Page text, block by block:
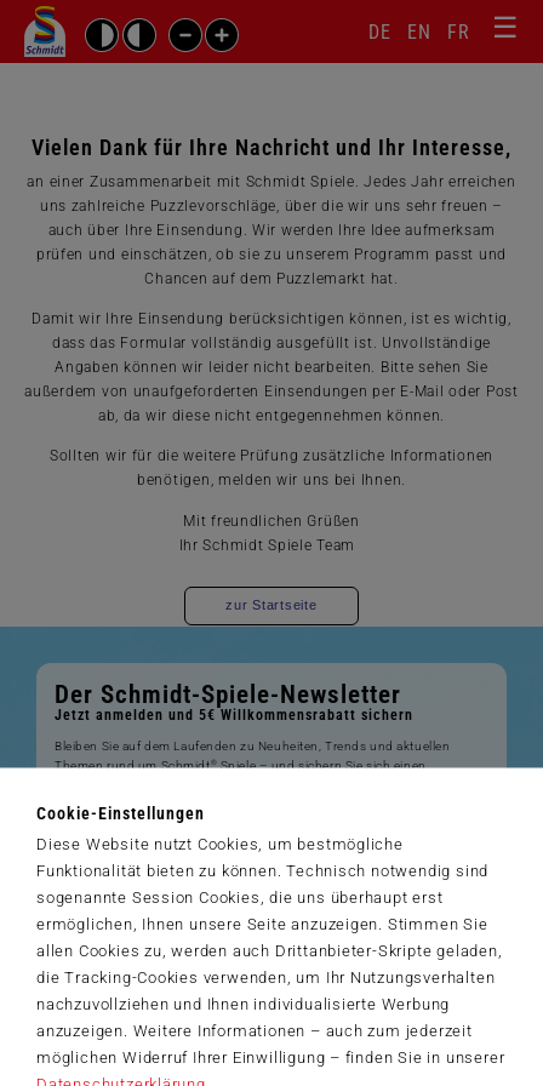
Cookie-Einstellungen
Diese Website nutzt Cookies, um bestmögliche
Funktionalität bieten zu können. Technisch notwendig sind
sogenannte Session Cookies, die uns überhaupt erst
ermöglichen, Ihnen unsere Seite anzuzeigen. Stimmen Sie
allen Cookies zu, werden auch Drittanbieter-Skripte geladen,
die Tracking-Cookies verwenden, um Ihr Nutzungsverhalten
nachzuvollziehen und Ihnen individualisierte Werbung
anzuzeigen. Weitere Informationen – auch zum jederzeit
möglichen Widerruf Ihrer Einwilligung – finden Sie in unserer
☰
DE EN FR
Suchbegriffe
Vielen Dank für Ihre Nachricht und Ihr Interesse,
an einer Zusammenarbeit mit Schmidt Spiele. Jedes Jahr erreichen
uns zahlreiche Puzzlevorschläge, über die wir uns sehr freuen –
auch über Ihre Einsendung. Wir werden Ihre Idee aufmerksam
prüfen und einschätzen, ob sie zu unserem Programm passt und
Chancen auf dem Puzzlemarkt hat.
Damit wir Ihre Einsendung berücksichtigen können, ist es wichtig,
dass das Formular vollständig ausgefüllt ist. Unvollständige
Angaben können wir leider nicht bearbeiten. Bitte sehen Sie
außerdem von unaufgeforderten Einsendungen per E-Mail oder Post
ab, da wir diese nicht entgegennehmen können.
Sollten wir für die weitere Prüfung zusätzliche Informationen
benötigen, melden wir uns bei Ihnen.
Mit freundlichen Grüßen
Ihr Schmidt Spiele Team
zur Startseite
Der Schmidt-Spiele-Newsletter
Jetzt anmelden und 5€ Willkommensrabatt sichern
Bleiben Sie auf dem Laufenden zu Neuheiten, Trends und aktuellen
Themen rund um Schmidt®Spiele – und sichern Sie sich einen
Schmidt-Spiele-Shop.
Produktneuheiten und Sortimentserweiterungen
Aktuelle Themen und Trends aus der Spielewelt
Service-Informationen, z.B. zur Ersatzteilversorgung
Ich möchte den Schmidt-Spiele-Newsletter erhalten. Die Abmeldung ist
jederzeit über denAbmeldelink
Hiermit akzeptiere ich die
>